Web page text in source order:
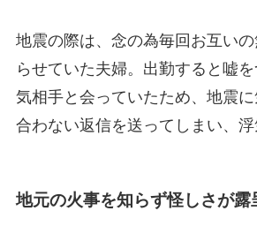
地震の際は、念の為毎回お互い
らせていた夫婦。出勤すると嘘
気相手と会っていたため、地震
合わない返信を送ってしまい、浮
地元の火事を知らず怪しさが露